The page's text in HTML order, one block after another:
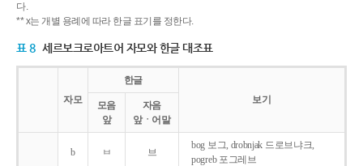
다.
** x는 개별 용례에 따라 한글 표기를 정한다.
표 8 세르보크로아트어 자모와 한글 대조표
자모
한글
보기
모음
앞
자음
앞ㆍ어말
b ㅂ 브
bog 보그, drobnjak 드로브냐크,
pogreb 포그레브